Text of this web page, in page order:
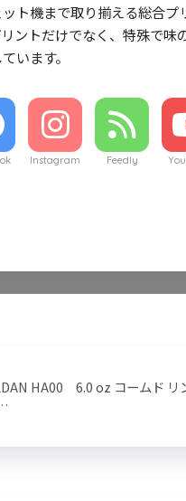
ト機まで取り揃える総合プ
ントだけでなく、特殊で味
います。
Instagram Feedly
HA00 6.0 oz コームド リ